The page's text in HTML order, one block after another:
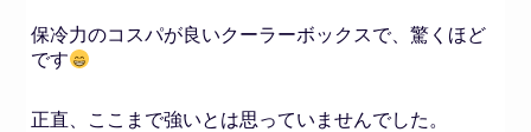
保冷力のコスパが良いクーラーボックスで、驚くほど
です
正直、ここまで強いとは思っていませんでした。